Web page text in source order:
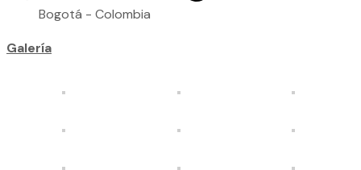
Bogotá - Colombia
Galería